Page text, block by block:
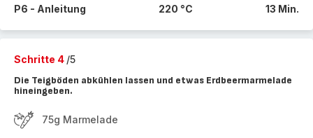
P6 - Anleitung 220 °C 13 Min.
Schritte 4 /5
Die Teigböden abkühlen lassen und etwas Erdbeermarmelade
hineingeben.
75g Marmelade